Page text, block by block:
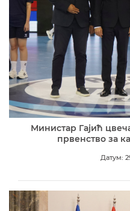
Министар Гајић
првенство за
Датум: